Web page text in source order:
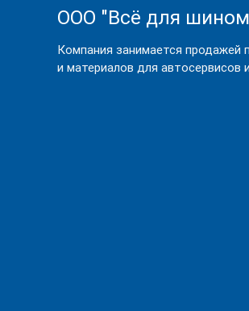
ООО "Всё для
Компания занимается продажей
и материалов для автосервисов